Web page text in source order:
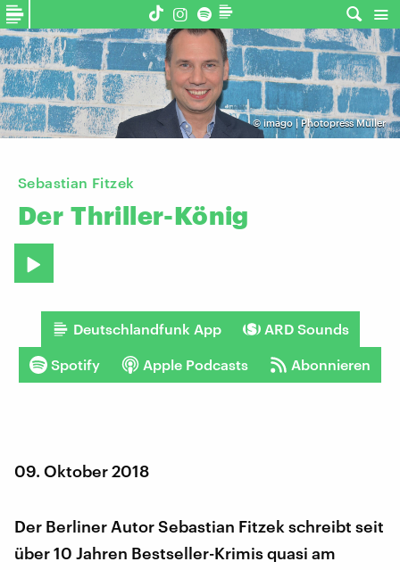
©imago | Photopress Müller
Sebastian Fitzek
Der Thriller-König
Deutschlandfunk App ARD Sounds
Spotify Apple Podcasts Abonnieren
09. Oktober 2018
Der Berliner Autor Sebastian Fitzek schreibt seit
über 10 Jahren Bestseller-Krimis quasi am